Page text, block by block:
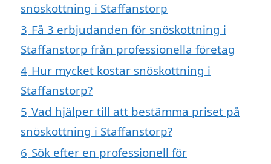
snöskottning i Staffanstorp
3 Få 3 erbjudanden för snöskottning i
Staffanstorp från professionella företag
4 Hur mycket kostar snöskottning i
Staffanstorp?
5 Vad hjälper till att bestämma priset på
snöskottning i Staffanstorp?
6 Sök efter en professionell för